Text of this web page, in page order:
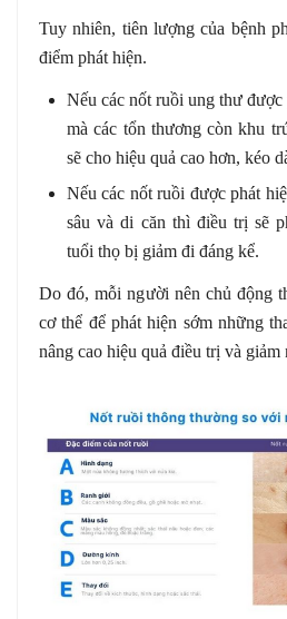
Tuy nhiên, tiên lượng của bệnh
điểm phát hiện.
Nếu các nốt ruồi ung thư
mà các tổn thương còn khu
sẽ cho hiệu quả cao hơn, kéo
Nếu các nốt ruồi được phát
sâu và di căn thì điều trị sẽ
tuổi thọ bị giảm đi đáng kể.
Do đó, mỗi người nên chủ động
cơ thể để phát hiện sớm những
nâng cao hiệu quả điều trị và